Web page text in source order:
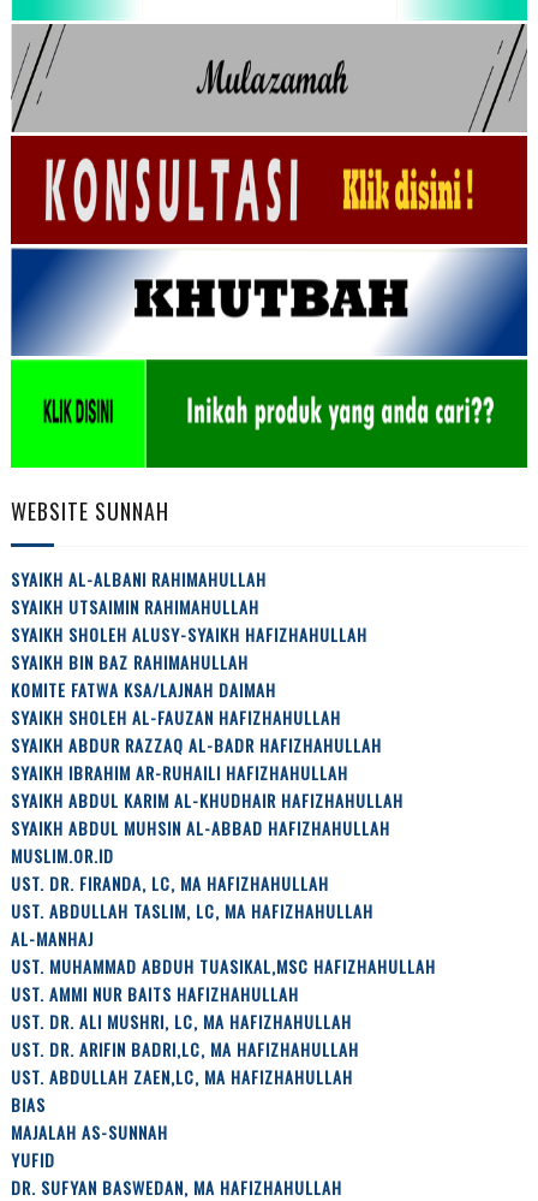
WEBSITE SUNNAH
SYAIKH AL-ALBANI RAHIMAHULLAH
SYAIKH UTSAIMIN RAHIMAHULLAH
SYAIKH SHOLEH ALUSY-SYAIKH HAFIZHAHULLAH
SYAIKH BIN BAZ RAHIMAHULLAH
KOMITE FATWA KSA/LAJNAH DAIMAH
SYAIKH SHOLEH AL-FAUZAN HAFIZHAHULLAH
SYAIKH ABDUR RAZZAQ AL-BADR HAFIZHAHULLAH
SYAIKH IBRAHIM AR-RUHAILI HAFIZHAHULLAH
SYAIKH ABDUL KARIM AL-KHUDHAIR HAFIZHAHULLAH
SYAIKH ABDUL MUHSIN AL-ABBAD HAFIZHAHULLAH
MUSLIM.OR.ID
UST. DR. FIRANDA, LC, MA HAFIZHAHULLAH
UST. ABDULLAH TASLIM, LC, MA HAFIZHAHULLAH
AL-MANHAJ
UST. MUHAMMAD ABDUH TUASIKAL,MSC HAFIZHAHULLAH
UST. AMMI NUR BAITS HAFIZHAHULLAH
UST. DR. ALI MUSHRI, LC, MA HAFIZHAHULLAH
UST. DR. ARIFIN BADRI,LC, MA HAFIZHAHULLAH
UST. ABDULLAH ZAEN,LC, MA HAFIZHAHULLAH
BIAS
MAJALAH AS-SUNNAH
YUFID
DR. SUFYAN BASWEDAN, MA HAFIZHAHULLAH